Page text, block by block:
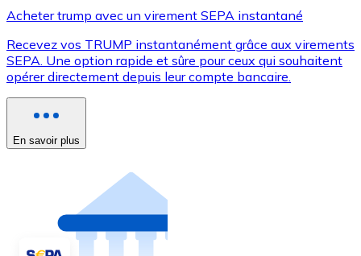
Acheter trump avec un virement SEPA instantané
Recevez vos TRUMP instantanément grâce aux virements
SEPA. Une option rapide et sûre pour ceux qui souhaitent
opérer directement depuis leur compte bancaire.
En savoir plus